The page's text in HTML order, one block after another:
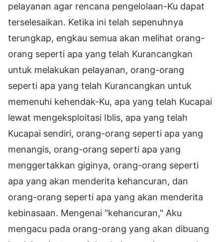
pelayanan agar rencana pengelolaan-Ku dapat
terselesaikan. Ketika ini telah sepenuhnya
terungkap, engkau semua akan melihat orang-
orang seperti apa yang telah Kurancangkan
untuk melakukan pelayanan, orang-orang
seperti apa yang telah Kurancangkan untuk
memenuhi kehendak-Ku, apa yang telah Kucapai
lewat mengeksploitasi Iblis, apa yang telah
Kucapai sendiri, orang-orang seperti apa yang
menangis, orang-orang seperti apa yang
menggertakkan giginya, orang-orang seperti
apa yang akan menderita kehancuran, dan
orang-orang seperti apa yang akan menderita
kebinasaan. Mengenai "kehancuran," Aku
mengacu pada orang-orang yang akan dibuang